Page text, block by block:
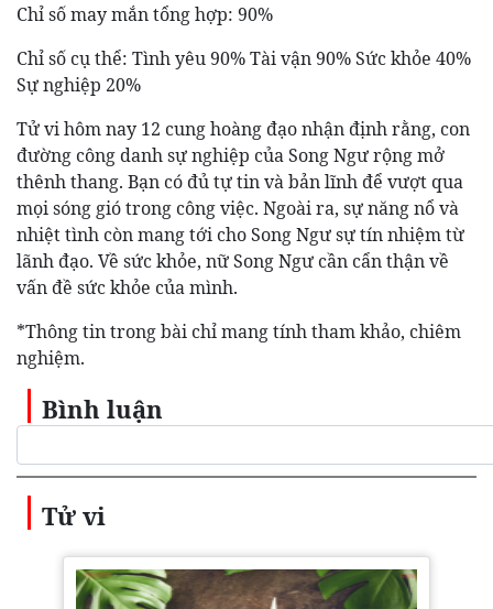
Chỉ số may mắn tổng hợp: 90%
Chỉ số cụ thể: Tình yêu 90% Tài vận 90% Sức khỏe 40%
Sự nghiệp 20%
Tử vi hôm nay 12 cung hoàng đạo nhận định rằng, con
đường công danh sự nghiệp của Song Ngư rộng mở
thênh thang. Bạn có đủ tự tin và bản lĩnh để vượt qua
mọi sóng gió trong công việc. Ngoài ra, sự năng nổ và
nhiệt tình còn mang tới cho Song Ngư sự tín nhiệm từ
lãnh đạo. Về sức khỏe, nữ Song Ngư cần cẩn thận về
vấn đề sức khỏe của mình.
*Thông tin trong bài chỉ mang tính tham khảo, chiêm
nghiệm.
Bình luận
Tử vi